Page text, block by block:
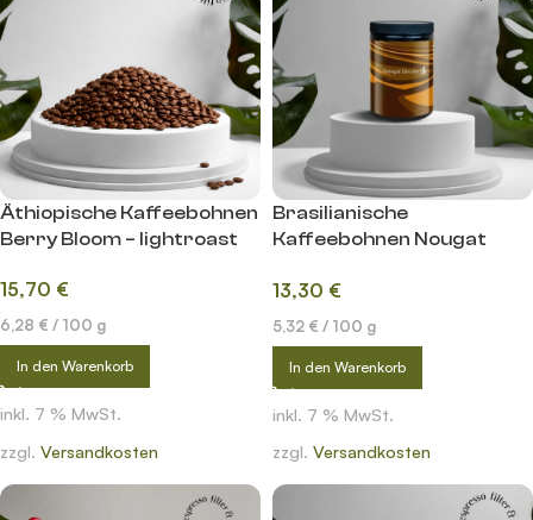
Äthiopische Kaffeebohnen
Berry Bloom – lightroast
15,70 €
6,28 € / 100 g
In den Warenkorb
inkl. 7 % MwSt.
zzgl. Versandkosten
Brasilianische
Kaffeebohnen Nougat
13,30 €
5,32 € / 100 g
In den Warenkorb
inkl. 7 % MwSt.
zzgl. Versandkosten